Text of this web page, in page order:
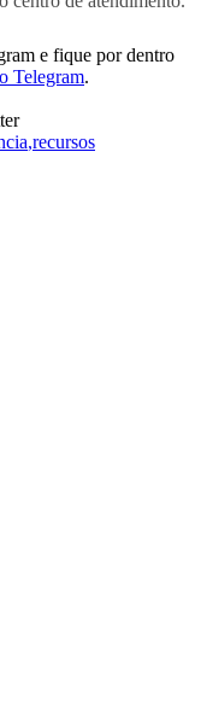
e fique por dentro
Telegram.
,recursos